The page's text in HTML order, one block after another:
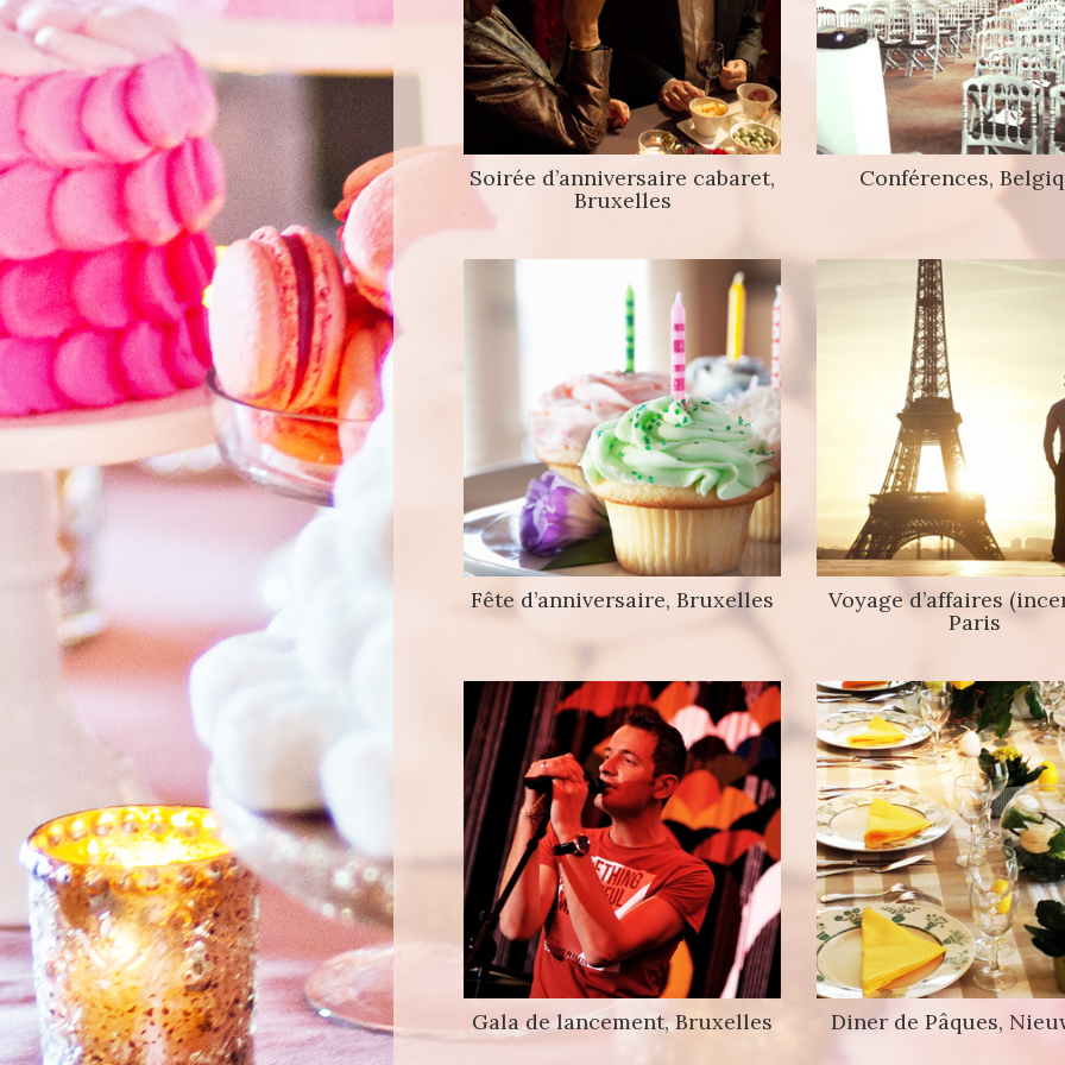
Soirée d’anniversaire cabaret,
Bruxelles
Conférences,
Fête d’anniversaire, Bruxelles
Voyage d’affaires
Paris
Gala de lancement, Bruxelles Diner de Pâques,